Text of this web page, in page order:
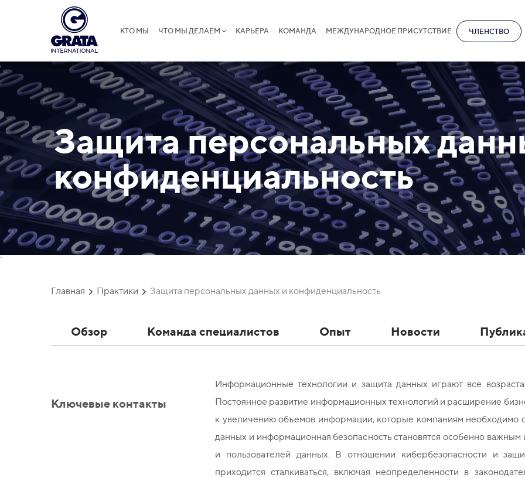
КТО МЫ ЧТО МЫ ДЕЛАЕМ КАРЬЕРА КОМАНДА МЕЖДУНАРОДНОЕ ПРИСУТСТВИЕ ЧЛЕНСТВО
Защита персональных
конфиденциальность
`
Главная Практики Защита персональных данных и конфиденциальность
Обзор Команда специалистов Опыт Новости
Ключевые контакты
Информационные технологии и защита данных играют все
Постоянное развитие информационных технологий и расширение
к увеличению объемов информации, которые компаниям необходимо
данных и информационная безопасность становятся особенно
и пользователей данных. В отношении кибербезопасности и
приходится сталкиваться, включая неопределенности в